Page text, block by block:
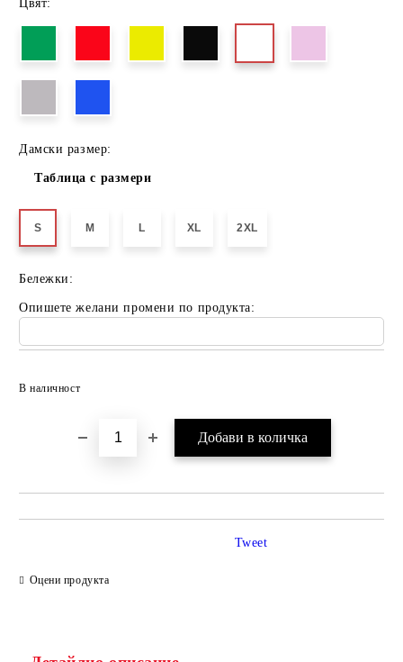
Цвят:
Дамски размер:
Таблица с размери
S M L XL 2XL
Бележки:
Опишете желани промени по продукта:
В наличност
Оцени продукта
Tweet